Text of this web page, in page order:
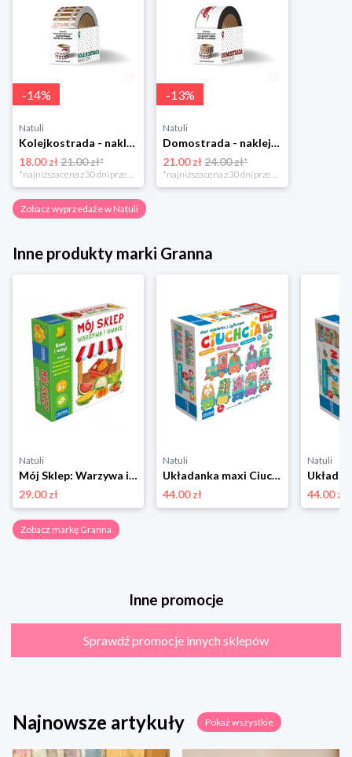
-14%
Natuli
Kolejkostrada - naklejaj tory Zuzutoys
18.00 zł21.00 zł*
*najniższa cena z 30 dni przed obniżką
-13%
Natuli
Domostrada - naklejaj ulice Zuzutoys
21.00 zł 24.00 zł*
*najniższa cena z 30 dni przed obniżką
Zobacz wyprzedaże w Natuli
Inne produkty marki Granna
Natuli
Mój Sklep: Warzywa i Owoce GRANNA Granna
29.00 zł
Natuli
Układanka maxi Ciuchcia GRANNA Granna
44.00 zł
Natuli
44.00 zł
Zobacz markę Granna
Inne promocje
Sprawdź promocje innych sklepów
Najnowsze artykuły Pokaż wszystkie